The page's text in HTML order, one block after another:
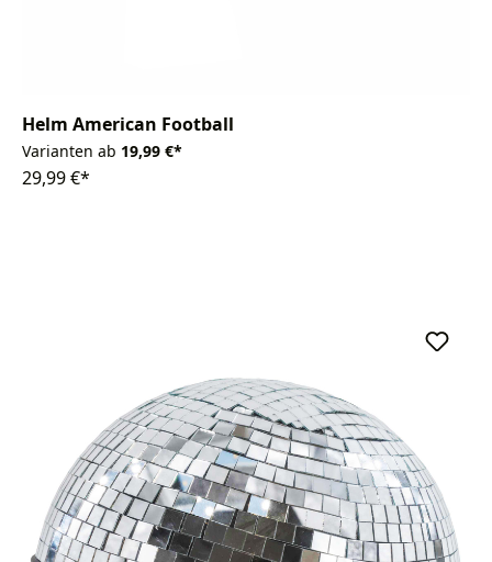
Helm American Football
Varianten ab 19,99 €*
29,99 €*